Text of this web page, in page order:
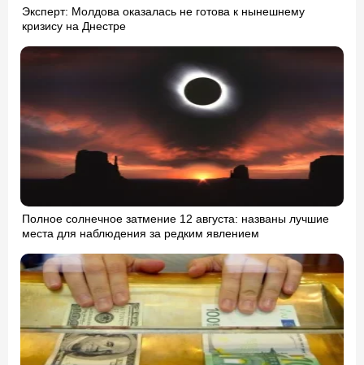
Эксперт: Молдова оказалась не готова к нынешнему
кризису на Днестре
Полное солнечное затмение 12 августа: названы лучшие
места для наблюдения за редким явлением